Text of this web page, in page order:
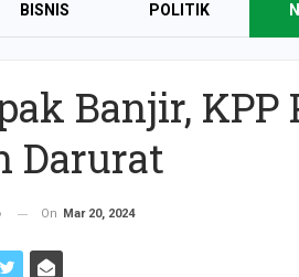
BISNIS POLITIK
Banjir,
Darurat
On Mar 20, 2024